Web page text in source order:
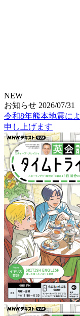
NEW
お知らせ 2026/07/31
令和8年熊本地震に
申し上げます